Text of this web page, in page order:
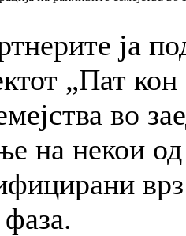
ја
„Пат
во
на некои